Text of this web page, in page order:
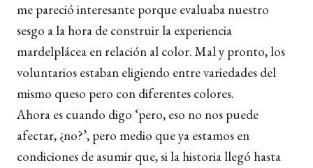
me pareció interesante porque evaluaba nuestro
sesgo a la hora de construir la experiencia
mardelplácea en relación al color. Mal y pronto, los
voluntarios estaban eligiendo entre variedades del
mismo queso pero con diferentes colores.
Ahora es cuando digo ‘pero, eso no nos puede
afectar, ¿no?’, pero medio que ya estamos en
condiciones de asumir que, si la historia llegó hasta